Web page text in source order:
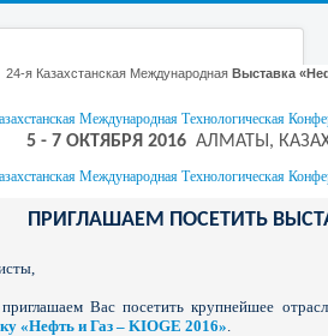
24-я Казахстанская Международная Выставка
5 - 7 ОКТЯБРЯ 2016 АЛМАТЫ,
ПРИГЛАШАЕМ ПОСЕТИТЬ
Вас посетить крупнейшее
«Нефть и Газ – KIOGE 2016».